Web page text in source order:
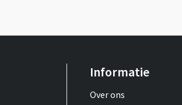
Informatie
Over ons